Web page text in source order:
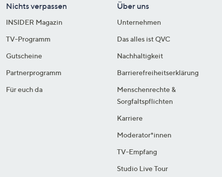
Nichts verpassen
INSIDER Magazin
TV-Programm
Gutscheine
Partnerprogramm
Für euch da
Über uns
Unternehmen
Das alles ist QVC
Nachhaltigkeit
Barrierefreiheitserklärung
Menschenrechte &
Sorgfaltspflichten
Karriere
Moderator*innen
TV-Empfang
Studio Live Tour